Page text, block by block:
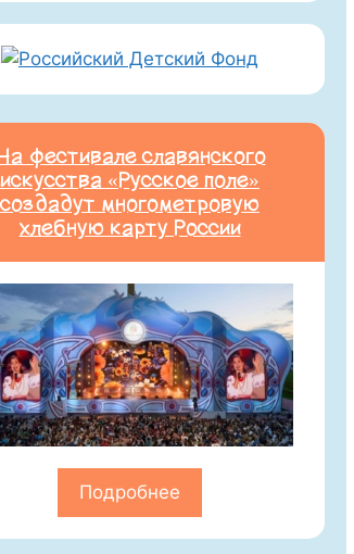
фестивале славянского
искусства «Русское поле»
создадут многометровую
хлебную карту России
Подробнее